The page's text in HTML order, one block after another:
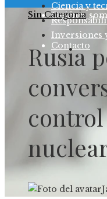
Quiénes
Contacto
Ciencia y
Inversiones
Sin Categoria
Rusia